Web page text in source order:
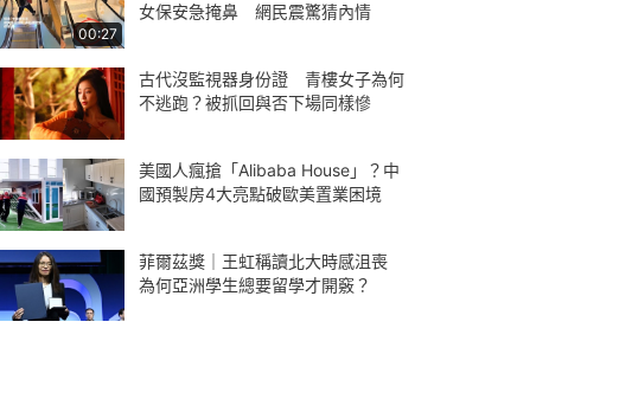
00:27
女保安急掩鼻 網民震驚猜內情
古代沒監視器身份證 青樓女子為何
不逃跑？被抓回與否下場同樣慘
美國人瘋搶「Alibaba House」？中
國預製房4大亮點破歐美置業困境
菲爾茲獎｜王虹稱讀北大時感沮喪
為何亞洲學生總要留學才開竅？